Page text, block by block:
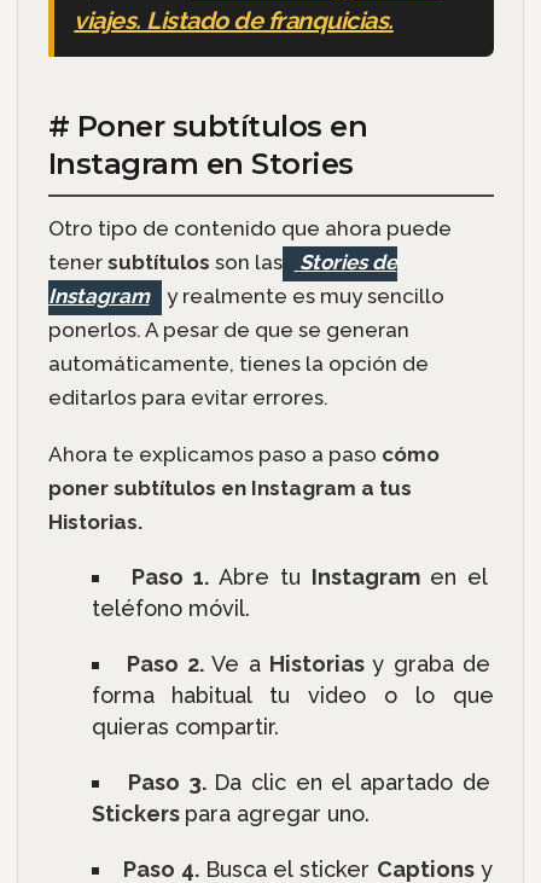
viajes. Listado de franquicias.
# Poner subtítulos en
Instagram en Stories
Otro tipo de contenido que ahora puede
tener subtítulos son las
Stories de
Instagram
y realmente es muy sencillo
ponerlos. A pesar de que se generan
automáticamente, tienes la opción de
editarlos para evitar errores.
Ahora te explicamos paso a paso cómo
poner subtítulos en Instagram a tus
Historias.
Paso 1. Abre tu Instagram en el
teléfono móvil.
Paso 2.Ve a Historiasy graba de
forma habitual tu video o lo que
quieras compartir.
Paso 3. Da clic en el apartado de
Stickers para agregar uno.
Paso 4. Busca el sticker Captions y